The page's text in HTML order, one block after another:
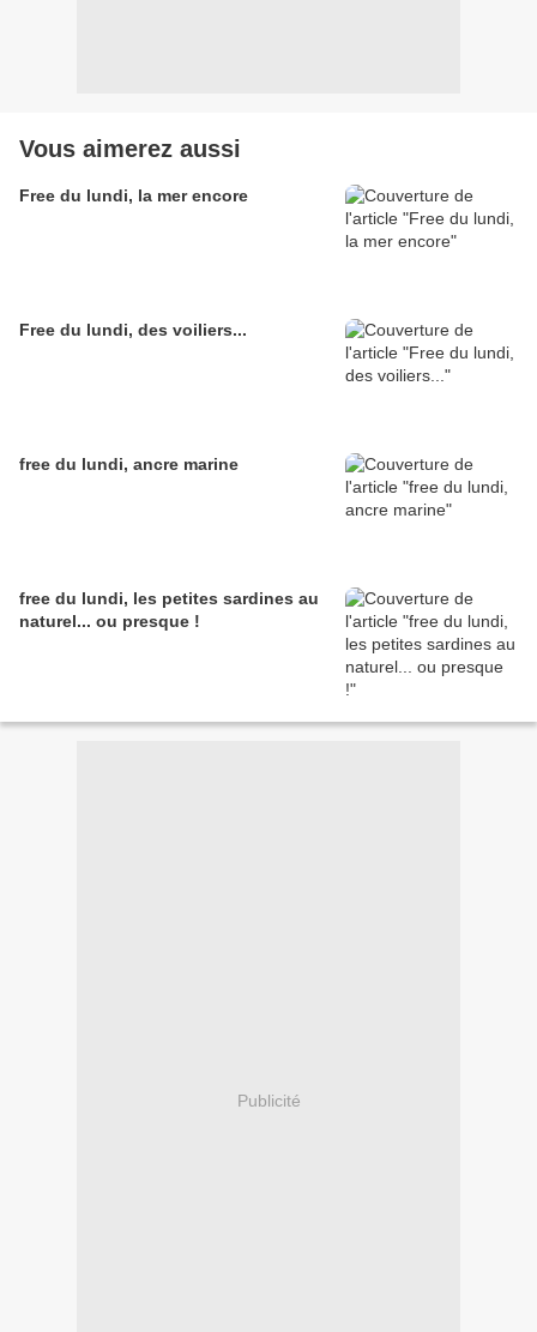
Vous aimerez aussi
Free du lundi, la mer encore
Free du lundi, des voiliers...
free du lundi, ancre marine
free du lundi, les petites sardines au
naturel... ou presque !
Publicité